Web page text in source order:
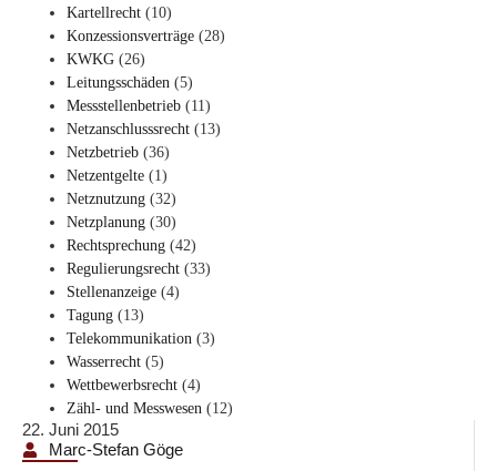
22. Juni 2015
Marc-Stefan Göge
Kartellrecht (10)
Konzessionsverträge (28)
KWKG (26)
Leitungsschäden (5)
Messstellenbetrieb (11)
Netzanschlusssrecht (13)
Netzbetrieb (36)
Netzentgelte (1)
Netznutzung (32)
Netzplanung (30)
Rechtsprechung (42)
Regulierungsrecht (33)
Stellenanzeige (4)
Tagung (13)
Telekommunikation (3)
Wasserrecht (5)
Wettbewerbsrecht (4)
Zähl- und Messwesen (12)